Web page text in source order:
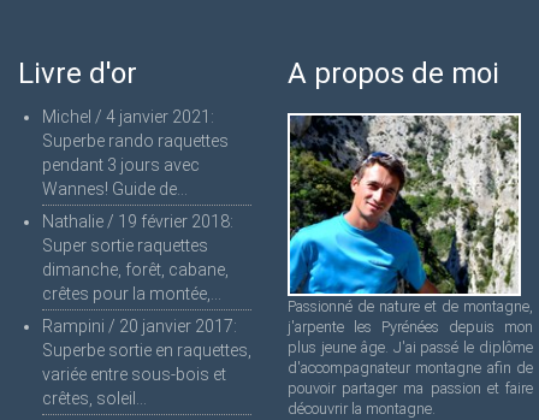
Livre d'or
Michel / 4 janvier 2021 :
Superbe rando raquettes
pendant 3 jours avec
Wannes! Guide de...
Nathalie / 19 février 2018:
Super sortie raquettes
dimanche, forêt, cabane,
crêtes pour la montée,...
Rampini / 20 janvier 2017:
Superbe sortie en raquettes,
variée entre sous-bois et
crêtes, soleil...
A propos de moi
Passionné de nature et de montagne,
j'arpente les Pyrénées depuis mon
plus jeune âge. J'ai passé le diplôme
d'accompagnateur montagne afin de
pouvoir partager ma passion et faire
découvrir la montagne.